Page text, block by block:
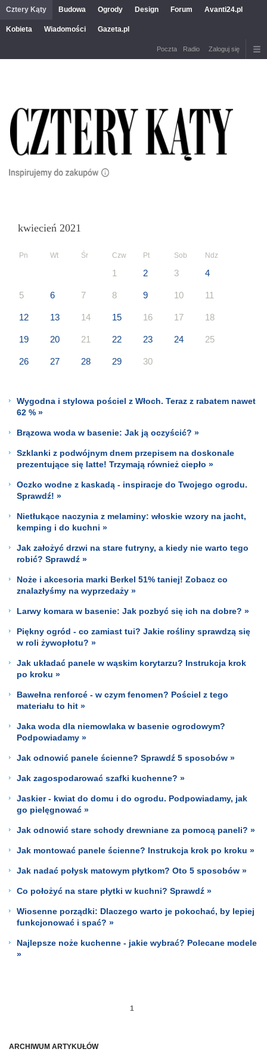
Cztery Kąty Budowa Ogrody Design Forum Avanti24.pl
Kobieta Wiadomości Gazeta.pl
Poczta Radio Zaloguj się
ARCHIWUM ARTYKUŁÓW
kwiecień 2021
Pn Wt Śr Czw Pt Sob Ndz
1 2 3 4
5 6 7 8 9 10 11
12 13 14 15 16 17 18
19 20 21 22 23 24 25
26 27 28 29 30
Wygodna i stylowa pościel z Włoch. Teraz z rabatem nawet
62 % »
Brązowa woda w basenie: Jak ją oczyścić? »
Szklanki z podwójnym dnem przepisem na doskonale
prezentujące się latte! Trzymają również ciepło »
Oczko wodne z kaskadą - inspiracje do Twojego ogrodu.
Sprawdź! »
Nietłukące naczynia z melaminy: włoskie wzory na jacht,
kemping i do kuchni »
Jak założyć drzwi na stare futryny, a kiedy nie warto tego
robić? Sprawdź »
Noże i akcesoria marki Berkel 51% taniej! Zobacz co
znalazłyśmy na wyprzedaży »
Larwy komara w basenie: Jak pozbyć się ich na dobre? »
Piękny ogród - co zamiast tui? Jakie rośliny sprawdzą się
w roli żywopłotu? »
Jak układać panele w wąskim korytarzu? Instrukcja krok
po kroku »
Bawełna renforcé - w czym fenomen? Pościel z tego
materiału to hit »
Jaka woda dla niemowlaka w basenie ogrodowym?
Podpowiadamy »
Jak odnowić panele ścienne? Sprawdź 5 sposobów »
Jak zagospodarować szafki kuchenne? »
Jaskier - kwiat do domu i do ogrodu. Podpowiadamy, jak
go pielęgnować »
Jak odnowić stare schody drewniane za pomocą paneli? »
Jak montować panele ścienne? Instrukcja krok po kroku »
Jak nadać połysk matowym płytkom? Oto 5 sposobów »
Co położyć na stare płytki w kuchni? Sprawdź »
Wiosenne porządki: Dlaczego warto je pokochać, by lepiej
funkcjonować i spać? »
Najlepsze noże kuchenne - jakie wybrać? Polecane modele
»
1